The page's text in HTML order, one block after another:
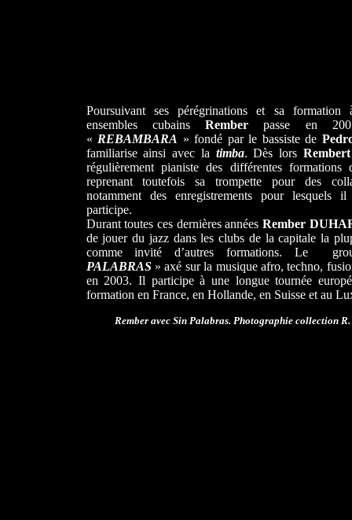
Poursuivant ses pérégrinations et sa formation
ensembles cubainsRember passe en
« REBAMBARA » fondé par le bassiste de
familiarise ainsi avec la timba. Dès lors Rembert
régulièrement pianiste des différentes formations
reprenant toutefois sa trompette pour des
notamment des enregistrements pour lesquels
participe.
Durant toutes ces dernières annéesRember
de jouer du jazz dans les clubs de la capitale la
comme invité d’autres formations. Le
PALABRAS» axé sur la musique afro, techno,
en 2003. Il participe à une longue tournée
formation en France, en Hollande, en Suisse et au
Rember avec Sin Palabras. Photographie collection